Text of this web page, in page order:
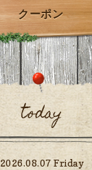
クーポン
today
2026.08.07 Friday